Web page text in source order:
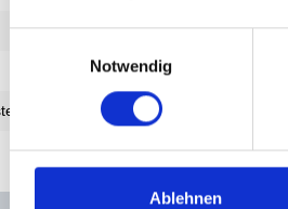
Notwendig
Ablehnen
22% Polyacryl, 12% Polyamid, 6%